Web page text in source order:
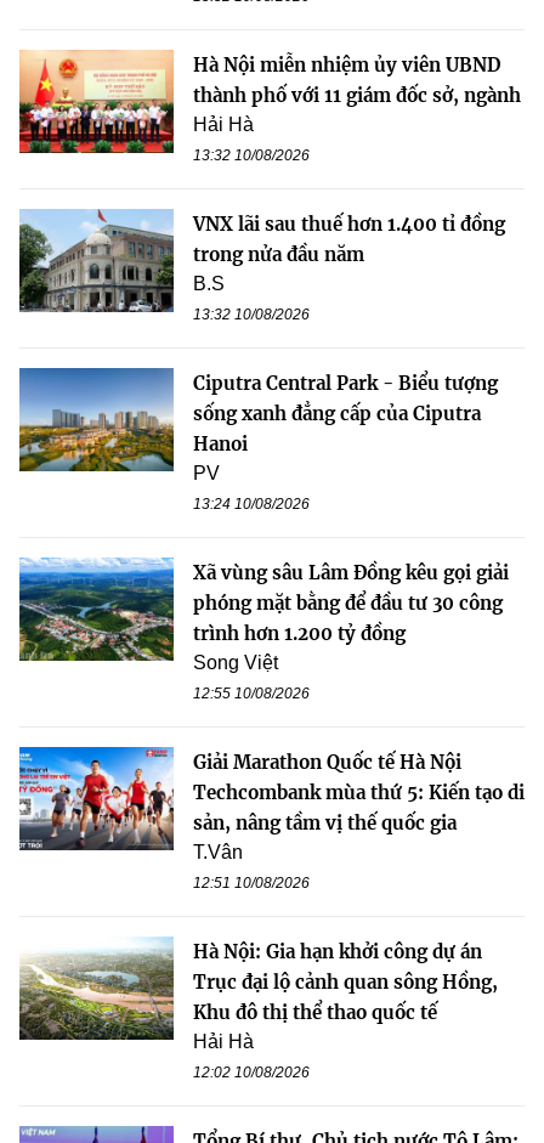
Hà Nội miễn nhiệm ủy viên UBND
thành phố với 11 giám đốc sở, ngành
Hải Hà
13:32 10/08/2026
VNX lãi sau thuế hơn 1.400 tỉ đồng
trong nửa đầu năm
B.S
13:32 10/08/2026
Ciputra Central Park - Biểu tượng
sống xanh đẳng cấp của Ciputra
Hanoi
PV
13:24 10/08/2026
Xã vùng sâu Lâm Đồng kêu gọi giải
phóng mặt bằng để đầu tư 30 công
trình hơn 1.200 tỷ đồng
Song Việt
12:55 10/08/2026
Giải Marathon Quốc tế Hà Nội
Techcombank mùa thứ 5: Kiến tạo di
sản, nâng tầm vị thế quốc gia
T.Vân
12:51 10/08/2026
Hà Nội: Gia hạn khởi công dự án
Trục đại lộ cảnh quan sông Hồng,
Khu đô thị thể thao quốc tế
Hải Hà
12:02 10/08/2026